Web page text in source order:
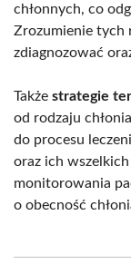
chłonnych, co
Zrozumienie tych
zdiagnozować
Także strategie
od rodzaju
do procesu
oraz ich
monitorowania
o obecność